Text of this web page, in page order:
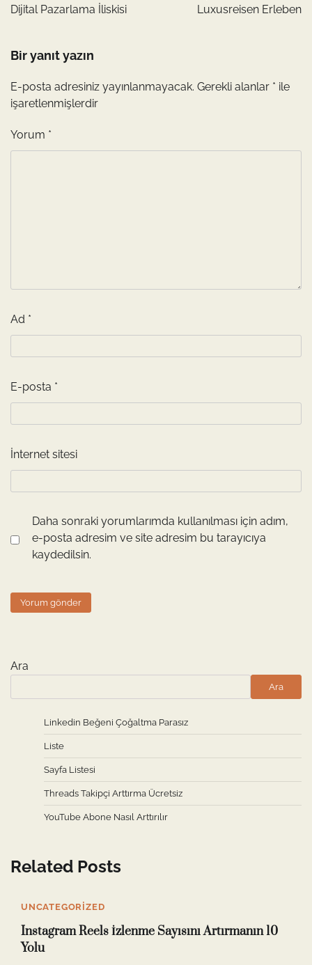
Dijital Pazarlama İliskisi
Luxusreisen Erleben
Bir yanıt yazın
E-posta adresiniz yayınlanmayacak. Gerekli alanlar * ile
işaretlenmişlerdir
Yorum *
Ad *
E-posta *
İnternet sitesi
Daha sonraki yorumlarımda kullanılması için adım,
e-posta adresim ve site adresim bu tarayıcıya
kaydedilsin.
Ara
Ara
Linkedin Beğeni Çoğaltma Parasız
Liste
Sayfa Listesi
Threads Takipçi Arttırma Ücretsiz
YouTube Abone Nasıl Arttırılır
Related Posts
UNCATEGORIZED
Instagram Reels İzlenme Sayısını Artırmanın 10
Yolu